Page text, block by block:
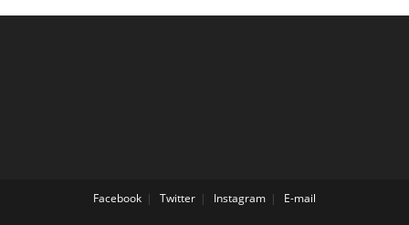
Facebook Twitter Instagram E-mail